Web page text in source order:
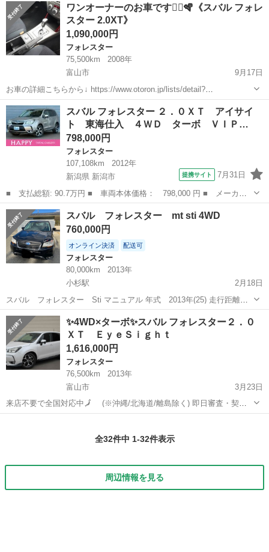
気量：2,000cc ■年式：H22年 ■走行距離：142,4...
ワンオーナーのお車です✌🏻🪇《スバル フォレ
スター 2.0XT》
1,090,000円
フォレスター
75,500km
2008年
富山市
9月17日
お車の詳細こちらから↓ https://www.otoron.jp/lists/detail?
carno=044812 来店不要で全国対応中🗾(※沖縄/北海道/離島除く) 携帯
さえあれば即日審査・契約もできちゃう✨...
富山 富山市 オトロン
スバル フォレスター ２．０ＸＴ アイサイ
ト 東海仕入 ４ＷＤ ターボ ＶＩＰ…
798,000円
フォレスター
107,108km
2012年
新潟県 新潟市
提携サイト 7月31日
■ 支払総額: 90.7万円 ■ 車両本体価格： 798,000 円 ■ メーカー
名： スバル ■ 車種名： フォレスター ■ グレード名： ２．０
ＸＴ アイサイト 東海仕入 ４ＷＤ ターボ ＶＩＰＥＲセキュリ
ティ 衝突被...
新潟 新潟市
スバル フォレスター mt sti 4WD
760,000円
オンライン決済 配送可
フォレスター
80,000km
2013年
小杉駅
2月18日
スバル フォレスター Sti マニュアル 年式 2013年(25) 走行距離
約80000km 車検８年9月20日 ミッション6速です 走行に関しては一切
の問題なく走ります！ 目立つ凹み傷はありません！ 4WDですので、
雪に...
富山 射水市 フォレスター
✨4WD×ターボ✨スバル フォレスター２．０
ＸＴ ＥｙｅＳｉｇｈｔ
1,616,000円
フォレスター
76,500km
2013年
富山市
3月23日
来店不要で全国対応中🗾 (※沖縄/北海道/離島除く) 即日審査・契約
もできちゃう✨ お車の詳細こちらから↓仮審査もOK👌
全32件中 1-32件表示
周辺情報を見る